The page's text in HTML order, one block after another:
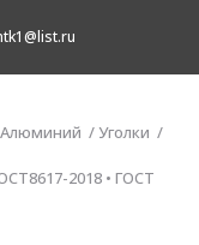
Алюминий
Уголки
2018 • ГОСТ